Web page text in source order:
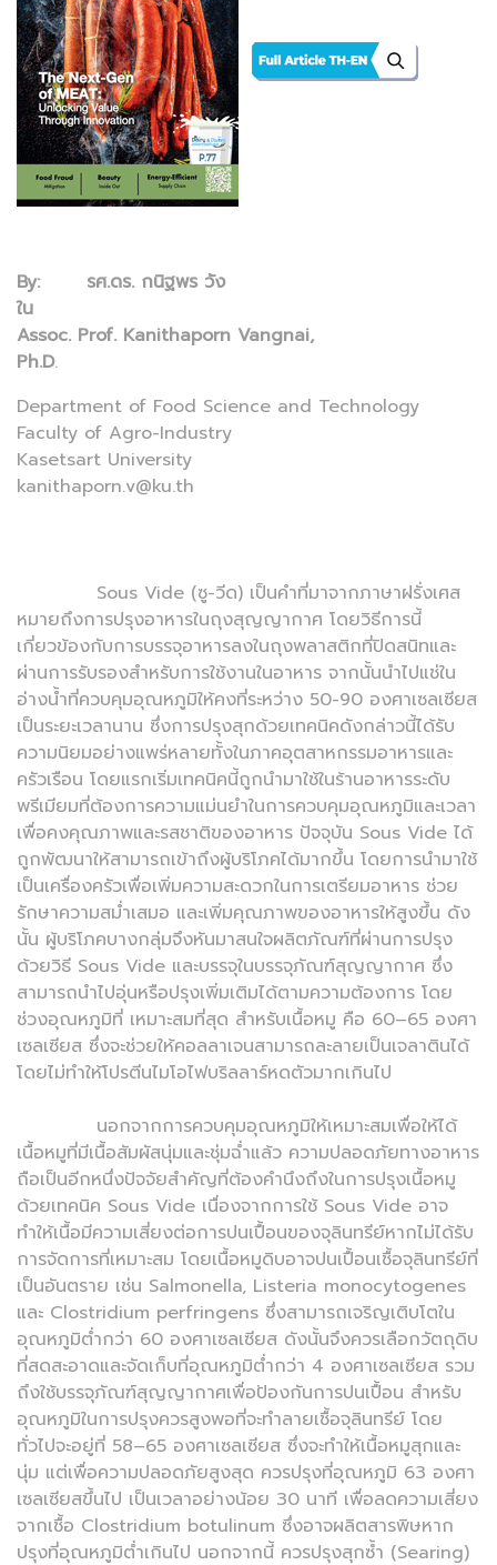
By: รศ.ดร. กนิฐพร วัง
ใ
Assoc. Prof. Kanithaporn Vangnai,
Ph.D.
Department of Food Science and Technology
Faculty of Agro-Industry
Kasetsart University
kanithaporn.v@ku.th
Sous Vide (ซู-วีด) เป็นคำที่มาจากภาษาฝรั่งเศส
หมายถึงการปรุงอาหารในถุงสุญญากาศ โดยวิธีการนี้
เกี่ยวข้องกับการบรรจุอาหารลงในถุงพลาสติกที่ปิดสนิทและ
ผ่านการรับรองสำหรับการใช้งานในอาหาร จากนั้นนำไปแช่ใน
อ่างน้ำที่ควบคุมอุณหภูมิให้คงที่ระหว่าง 50-90 องศาเซลเซียส
เป็นระยะเวลานาน ซึ่งการปรุงสุกด้วยเทคนิคดังกล่าวนี้ได้รับ
ความนิยมอย่างแพร่หลายทั้งในภาคอุตสาหกรรมอาหารและ
ครัวเรือน โดยแรกเริ่มเทคนิคนี้ถูกนำมาใช้ในร้านอาหารระดับ
พรีเมียมที่ต้องการความแม่นยำในการควบคุมอุณหภูมิและเวลา
เพื่อคงคุณภาพและรสชาติของอาหาร ปัจจุบัน Sous Vide ได้
ถูกพัฒนาให้สามารถเข้าถึงผู้บริโภคได้มากขึ้น โดยการนำมาใช้
เป็นเครื่องครัวเพื่อเพิ่มความสะดวกในการเตรียมอาหาร ช่วย
รักษาความสม่ำเสมอ และเพิ่มคุณภาพของอาหารให้สูงขึ้น ดัง
นั้น ผู้บริโภคบางกลุ่มจึงหันมาสนใจผลิตภัณฑ์ที่ผ่านการปรุง
ด้วยวิธี Sous Vide และบรรจุในบรรจุภัณฑ์สุญญากาศ ซึ่ง
สามารถนำไปอุ่นหรือปรุงเพิ่มเติมได้ตามความต้องการ โดย
ช่วงอุณหภูมิที่ เหมาะสมที่สุด สำหรับเนื้อหมู คือ 60–65 องศา
เซลเซียส ซึ่งจะช่วยให้คอลลาเจนสามารถละลายเป็นเจลาตินได้
โดยไม่ทำให้โปรตีนไมโอไฟบริลลาร์หดตัวมากเกินไป
นอกจากการควบคุมอุณหภูมิให้เหมาะสมเพื่อให้ได้
เนื้อหมูที่มีเนื้อสัมผัสนุ่มและชุ่มฉ่ำแล้ว ความปลอดภัยทางอาหาร
ถือเป็นอีกหนึ่งปัจจัยสำคัญที่ต้องคำนึงถึงในการปรุงเนื้อหมู
ด้วยเทคนิค Sous Vide เนื่องจากการใช้ Sous Vide อาจ
ทำให้เนื้อมีความเสี่ยงต่อการปนเปื้อนของจุลินทรีย์หากไม่ได้รับ
การจัดการที่เหมาะสม โดยเนื้อหมูดิบอาจปนเปื้อนเชื้อจุลินทรีย์ที่
เป็นอันตราย เช่น Salmonella, Listeria monocytogenes
และ Clostridium perfringens ซึ่งสามารถเจริญเติบโตใน
อุณหภูมิต่ำกว่า 60 องศาเซลเซียส ดังนั้นจึงควรเลือกวัตถุดิบ
ที่สดสะอาดและจัดเก็บที่อุณหภูมิต่ำกว่า 4 องศาเซลเซียส รวม
ถึงใช้บรรจุภัณฑ์สุญญากาศเพื่อป้องกันการปนเปื้อน สำหรับ
อุณหภูมิในการปรุงควรสูงพอที่จะทำลายเชื้อจุลินทรีย์ โดย
ทั่วไปจะอยู่ที่ 58–65 องศาเซลเซียส ซึ่งจะทำให้เนื้อหมูสุกและ
นุ่ม แต่เพื่อความปลอดภัยสูงสุด ควรปรุงที่อุณหภูมิ 63 องศา
เซลเซียสขึ้นไป เป็นเวลาอย่างน้อย 30 นาที เพื่อลดความเสี่ยง
จากเชื้อ Clostridium botulinum ซึ่งอาจผลิตสารพิษหาก
ปรุงที่อุณหภูมิต่ำเกินไป นอกจากนี้ ควรปรุงสุกซ้ำ (Searing)